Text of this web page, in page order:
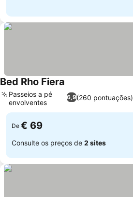
Bed Rho Fiera
6,9(260 pontuações)
Passeios a pé
envolventes
De € 69
Consulte os preços de 2 sites